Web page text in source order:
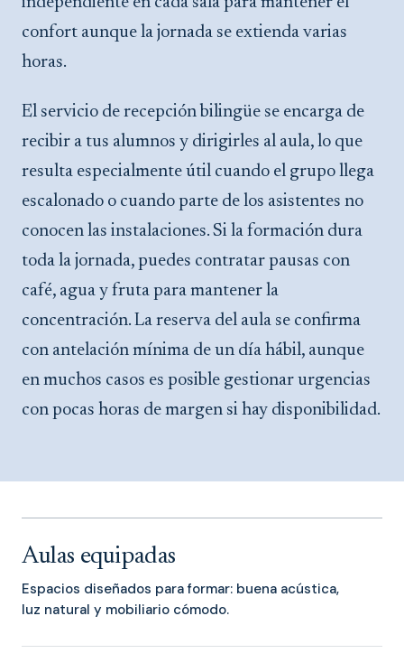
confort aunque la jornada se extienda varias
horas.
El servicio de recepción bilingüe se encarga de
recibir a tus alumnos y dirigirles al aula, lo que
resulta especialmente útil cuando el grupo llega
escalonado o cuando parte de los asistentes no
conocen las instalaciones. Si la formación dura
toda la jornada, puedes contratar pausas con
café, agua y fruta para mantener la
concentración. La reserva del aula se confirma
con antelación mínima de un día hábil, aunque
en muchos casos es posible gestionar urgencias
con pocas horas de margen si hay disponibilidad.
Aulas equipadas
Espacios diseñados para formar: buena acústica,
luz natural y mobiliario cómodo.